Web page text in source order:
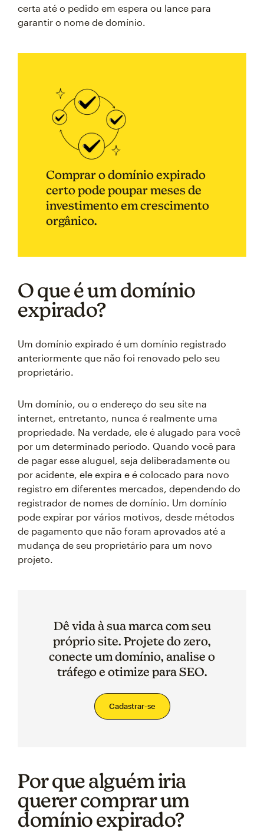
certa até o pedido em espera ou lance para
garantir o nome de domínio.
Comprar o domínio expirado
certo pode poupar meses de
investimento em crescimento
orgânico.
O que é um domínio
expirado?
Um domínio expirado é um domínio registrado
anteriormente que não foi renovado pelo seu
proprietário.
Um domínio, ou o endereço do seu site na
internet, entretanto, nunca é realmente uma
propriedade. Na verdade, ele é alugado para você
por um determinado período. Quando você para
de pagar esse aluguel, seja deliberadamente ou
por acidente, ele expira e é colocado para novo
registro em diferentes mercados, dependendo do
registrador de nomes de domínio. Um domínio
pode expirar por vários motivos, desde métodos
de pagamento que não foram aprovados até a
mudança de seu proprietário para um novo
projeto.
Dê vida à sua marca com seu
próprio site. Projete do zero,
conecte um domínio, analise o
tráfego e otimize para SEO.
Cadastrar-se
Por que alguém iria
querer comprar um
domínio expirado?